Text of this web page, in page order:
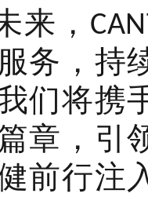
来，
务，持
们将携
章，引
前行注